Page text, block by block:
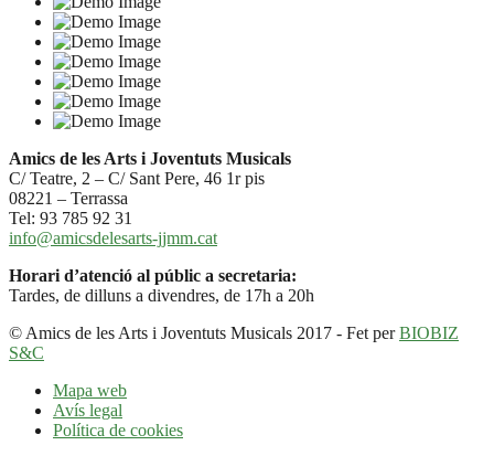
Amics de les Arts i Joventuts Musicals
C/ Teatre, 2 – C/ Sant Pere, 46 1r pis
08221 – Terrassa
Tel: 93 785 92 31
info@amicsdelesarts-jjmm.cat
Horari d’atenció al públic a secretaria:
Tardes, de dilluns a divendres, de 17h a 20h
© Amics de les Arts i Joventuts Musicals 2017 - Fet perBIOBIZ
S&C
Mapa web
Avís legal
Política de cookies